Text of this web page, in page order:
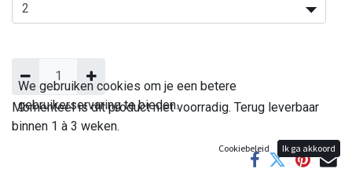
Momenteel is dit product niet voorradig. Terug leverbaar
binnen 1 à 3 weken.
We gebruiken cookies om je een betere
gebruikerservaring te bieden.
Cookiebeleid Ik ga akkoord